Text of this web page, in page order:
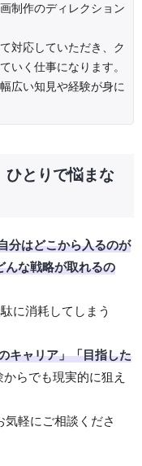
制作のディレクション
対応していただき、ク
いく仕事になります。
広い知見や経験が身に
ひとりで悩まな
分はどこから入るのが
んな戦略が取れるの
に消耗してしまう
キャリア」「目指した
らでも現実的に狙え
軽にご相談くださ